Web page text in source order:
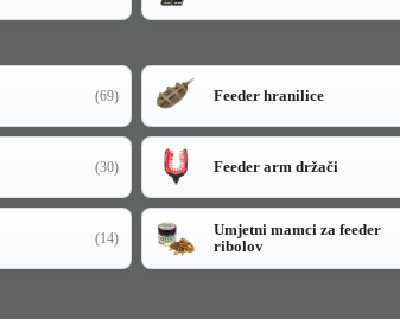
(69) Feeder hranilice
(30) Feeder arm držači
(14)
Umjetni mamci za feeder
ribolov